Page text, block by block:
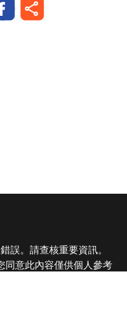
誤。請查核重要資訊。
同意此內容僅供個人參考